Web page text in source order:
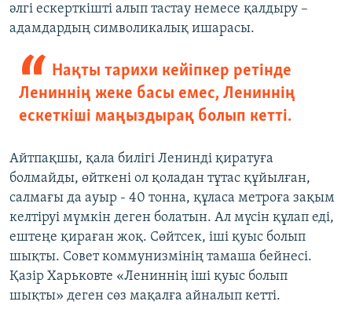
әлгі ескерткішті алып тастау немесе қалдыру –
адамдардың символикалық ишарасы.
Нақты тарихи кейіпкер ретінде
Лениннің жеке басы емес, Лениннің
ескеткіші маңыздырақ болып кетті.
Айтпақшы, қала билігі Ленинді қиратуға
болмайды, өйткені ол қоладан тұтас құйылған,
салмағы да ауыр - 40 тонна, құласа метроға зақым
келтіруі мүмкін деген болатын. Ал мүсін құлап еді,
ештеңе қираған жоқ. Сөйтсек, іші қуыс болып
шықты. Совет коммунизмінің тамаша бейнесі.
Қазір Харьковте «Лениннің іші қуыс болып
шықты» деген сөз мақалға айналып кетті.